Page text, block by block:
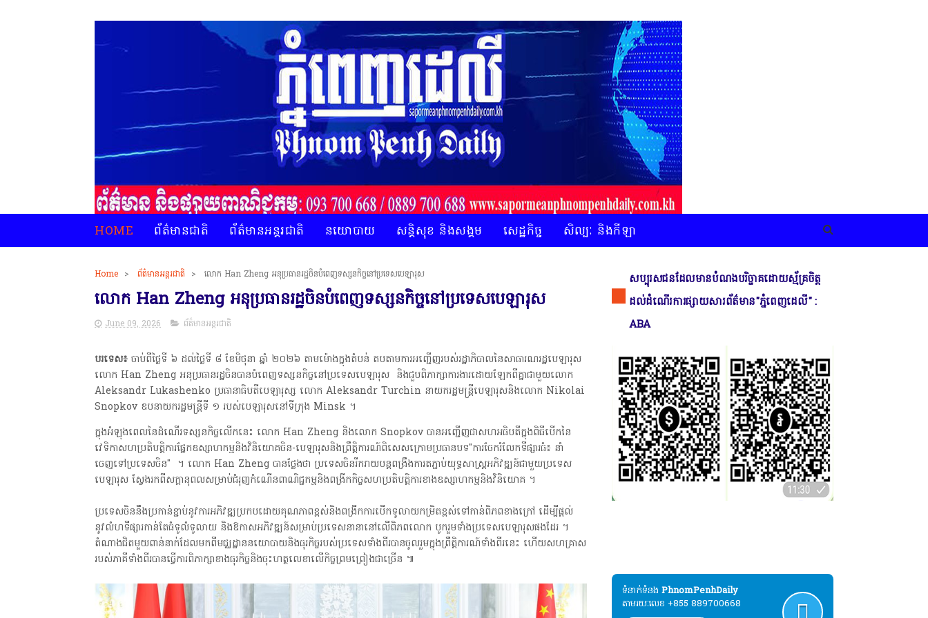
HOME ព័ត៌មានជាតិ ព័ត៌មានអន្តរជាតិ នយោបាយ សន្តិសុខ និងសង្គម សេដ្ឋកិច្ច សិល្បៈ និងកីឡា
Home > ព័ត៌មានអន្តរជាតិ > លោក Han Zheng អនុប្រធានរដ្ឋចិន​បំពេញ​ទស្សនកិច្ចនៅ​ប្រទេស​​បេឡារុស
លោក Han Zheng អនុប្រធានរដ្ឋចិន​បំពេញ​ទស្សនកិច្ចនៅ​ប្រទេស​​បេឡារុស
June 09, 2026 ព័ត៌មានអន្តរជាតិ
បរទេស៖ ចាប់ពីថ្ងៃទី ៦ ដល់ថ្ងៃទី ៨ ខែមិថុនា ឆ្នាំ ២០២៦ តាមម៉ោងក្នុងតំបន់ តបតាមការអញ្ជើញរបស់រដ្ឋាភិបាលនៃសាធារណរដ្ឋបេឡារុស
លោក Han Zheng អនុប្រធានរដ្ឋចិន​បានបំពេញទស្សនកិច្ចនៅប្រទេសបេឡារុស និងជួបពិភាក្សា​ការ​ងារ​ដោយឡែកពីគ្នាជាមួយលោក
Aleksandr Lukashenko ប្រធានាធិបតីបេឡារុស្ស លោក Aleksandr Turchin នាយករដ្ឋមន្រ្តីបេឡារុសនិងលោក Nikolai
Snopkov ឧបនាយករដ្ឋមន្ត្រីទី ១ របស់បេឡារុស​​នៅទីក្រុង Minsk ​។
ក្នុងអំឡុងពេលនៃដំណើរទស្សនកិច្ចលើកនេះ លោក Han Zheng និងលោក Snopkov បានអញ្ជើញ​ជា​សហអធិបតី​ក្នុងពិធី​​បើកនៃ
វេទិកាសហប្រតិបត្តិការផ្នែក​ឧស្សាហកម្ម​និងវិនិយោគចិន-បេឡារុស​និង​ព្រឹត្តិការណ៍ពិសេសក្រោមប្រធានបទ​"ការចែករំលែកទីផ្សារធំ៖ នាំ
ចេញទៅប្រទេសចិន" ​ ។ លោក Han Zheng បានថ្លែងថា ប្រទេសចិនរីករាយ​បន្តពង្រឹងការតភ្ជាប់យុទ្ធសាស្ត្រអភិវឌ្ឍន៍ជាមួយប្រទេស
បេឡារុស ស្វែងរកពីសក្តានុពលសម្រាប់ជំរុញ​កំណើនពាណិជ្ជកម្ម​និងពង្រីកកិច្ចសហប្រតិបត្តិការខាងឧស្សាហកម្មនិង​វិនិយោគ​ ។
ប្រទេសចិននឹងប្រកាន់ខ្ជាប់នូវការអភិវឌ្ឍប្រកបដោយ​គុណភាពខ្ពស់​និងពង្រីកការបើកទូលាយកម្រិតខ្ពស់ទៅកាន់ពិភពខាងក្រៅ​ ដើម្បីផ្តល់
នូវលំហទីផ្សារកាន់តែធំ​ទូលំទូលាយ និងឱកាសអភិវឌ្ឍន៍សម្រាប់ប្រទេសនានានៅលើពិភពលោក បូករួមទាំងប្រទេសបេឡារុសផងដែរ ។ ​
តំណាងជិតមួយពាន់នាក់ដែលមកពីមជ្ឈដ្ឋាន​នយោបាយ​និងធុរកិច្ចរបស់ប្រទេសទាំងពីរបានចូលរួមក្នុងព្រឹត្តិការណ៍ទាំងពីរនេះ ហើយសហគ្រាស
របស់ភាគីទាំងពីរបានធ្វើការពិភាក្សា​ខាងធុរកិច្ច​​និងចុះហត្ថលេខាលើកិច្ចព្រមព្រៀងជាច្រើន​ ៕
សប្បុរសជនដែលមានបំណងបរិច្ចាគដោយស្ម័គ្រចិត្ត
ដល់ដំណើរការផ្សាយសារព័ត៌មាន"ភ្នំពេញដេលី" :
ABA
ទំនាក់ទំនង​​ PhnomPenhDaily
តាមរយៈលេខ +855 889700668